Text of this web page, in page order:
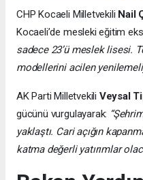
CHP Kocaeli Milletvekili Nail
Kocaeli’de mesleki eğitim
sadece 23’ü meslek lisesi.
modellerini acilen
AK Parti Milletvekili Veysal
gücünü vurgulayarak:
yaklaştı. Cari açığın
katma değerli yatırımlar